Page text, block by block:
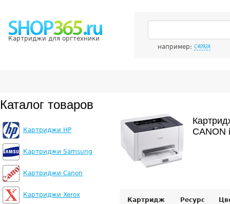
Картриджи для оргтехники
например: C4092A
Каталог товаров
Картриджи HP
Картриджи Samsung
Картриджи Canon
Картриджи Xerox
CANON
Картридж Ресурс